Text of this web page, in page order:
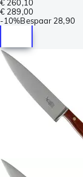
€ 260,10
€ 289,00
-10%Bespaar 28,90